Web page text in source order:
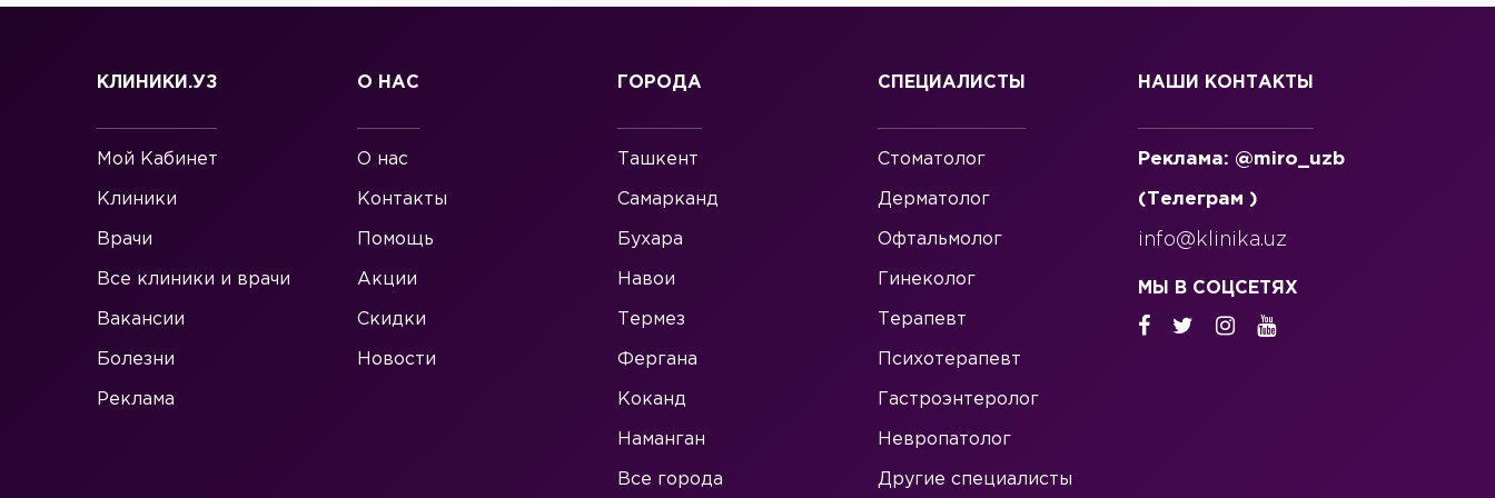
КЛИНИКИ.УЗ
Мой Кабинет
Клиники
Врачи
Все клиники и врачи
Вакансии
Болезни
Реклама
О НАС
О нас
Контакты
Помощь
Акции
Скидки
Новости
ГОРОДА
Ташкент
Самарканд
Бухара
Навои
Термез
Фергана
Коканд
Наманган
Все города
СПЕЦИАЛИСТЫ
Стоматолог
Дерматолог
Офтальмолог
Гинеколог
Терапевт
Психотерапевт
Гастроэнтеролог
Невропатолог
Другие специалисты
НАШИ КОНТАКТЫ
Реклама: @miro_uzb
(Телеграм )
info@klinika.uz
МЫ В СОЦСЕТЯХ